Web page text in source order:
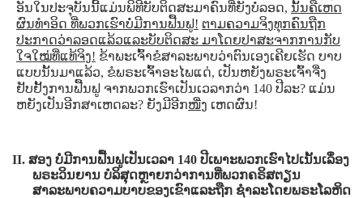
ອັນໃນປະຈຸບັນນີ້ແມ່ນພິທີບັບຕິດສະມາຄົນທີ່ຍັງບໍ່ລອດ, ນັ້ນຄືເຫດ
ຜົນທໍາອິດ ທີ່ພວກເຮົາບໍ່ມີການຟື້ນຟູ! ຕາມຄວາມຈິງທຸກຄົນຖືກ
ປະກາດວ່າລອດແລ້ວແລະບັບຕິດສະ ມາໂດຍປາສະຈາກການກັບ
ໃຈໃໝ່ທີ່ແທ້ຈິງ! ຂ້າພະເຈົ້າຂໍສາລະພາບວ່າຕົນເອງເຄີຍເຮັດ ບາບ
ແບບນັ້ນມາແລ້ວ, ຂໍພຣະເຈົ້າອະໄພແດ່, ເປັນຫຍັງພຣະເຈົ້າຈື່ງ
ຢັບຢັ້ງການຟື້ນຟູ ຈາກພວກເຮົາເປັນເວລາກວ່າ 140 ປີລະ? ແມ່ນ
ຫຍັງເປັນອີກສາເຫດລະ? ຍັງມີອີກໜື່ງ ເຫດຜົນ!
II. ສອງ ບໍ່ມີການຟື້ນຟູເປັນເວລາ 140 ປີເພາະພວກເຮົາໄປເນັ້ນເລຶ່ອງ
ພຣະວິນຍານ ບໍລິສຸດຫຼາຍກວ່າການທີ່ພວກຄຣິສຕຽນ
ສາລະພາບຄວາມບາບຂອງເຂົາແລະຖືກ ຊໍາລະໂດຍພຣະໂລຫິດ